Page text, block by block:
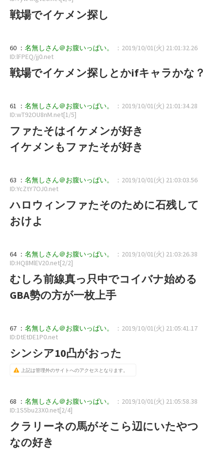
戦場でイケメン探し
60 ： 名無しさん＠お腹いっぱい。
：2019/10/01(火) 21:01:32.26
ID:lFPEQ/jj0.net
戦場でイケメン探しとかifキャラかな？
61 ： 名無しさん＠お腹いっぱい。
：2019/10/01(火) 21:01:34.28
ID:wT92OU8nM.net[1/5]
ファたそはイケメンが好き
イケメンもファたそが好き
63 ： 名無しさん＠お腹いっぱい。
：2019/10/01(火) 21:03:03.56
ID:YcZtY7OJ0.net
ハロウィンファたそのために石残して
おけよ
64 ： 名無しさん＠お腹いっぱい。
：2019/10/01(火) 21:03:26.38
ID:HQ8MlEV20.net[2/2]
むしろ前線真っ只中でコイバナ始める
GBA勢の方が一枚上手
67 ： 名無しさん＠お腹いっぱい。
：2019/10/01(火) 21:05:41.17
ID:DtEtDE1P0.net
シンシア10凸がおった
上記は管理外のサイトへのアクセスとなります。
68 ： 名無しさん＠お腹いっぱい。
：2019/10/01(火) 21:05:58.38
ID:1S5bu23X0.net[2/4]
クラリーネの馬がそこら辺にいたやつ
なの好き